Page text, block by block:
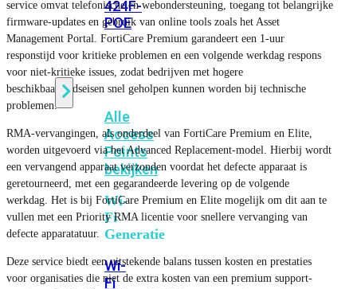
424F-
POE
WiFi
Alle
Access
Points
bekijken
Wi-
Fi
Generatie
Wi-
Fi
service omvat telefonische en webondersteuning, toegang tot belangrijke
firmware-updates en gebruik van online tools zoals het Asset
Management Portal. FortiCare Premium garandeert een 1-uur
responstijd voor kritieke problemen en een volgende werkdag respons
voor niet-kritieke issues, zodat bedrijven met hogere
beschikbaarheidseisen snel geholpen kunnen worden bij technische
problemen.
RMA-vervangingen, als onderdeel van FortiCare Premium en Elite,
worden uitgevoerd via het Advanced Replacement-model. Hierbij wordt
een vervangend apparaat verzonden voordat het defecte apparaat is
geretourneerd, met een gegarandeerde levering op de volgende
werkdag. Het is bij FortiCare Premium en Elite mogelijk om dit aan te
vullen met een Priority RMA licentie voor snellere vervanging van
defecte apparatatuur.
Deze service biedt een uitstekende balans tussen kosten en prestaties
voor organisaties die niet de extra kosten van een premium support-